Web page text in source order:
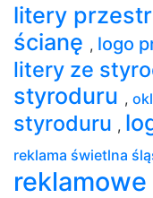
litery
ścianę , logo
litery ze
styroduru ,
styroduru ,
reklama świetlna
reklamowe